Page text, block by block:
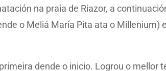
na praia de Riazor, a
o Meliá María Pita ata o Millenium)
dende o inicio. Logrou o mellor